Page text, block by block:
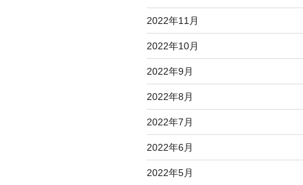
2022年11月
2022年10月
2022年9月
2022年8月
2022年7月
2022年6月
2022年5月